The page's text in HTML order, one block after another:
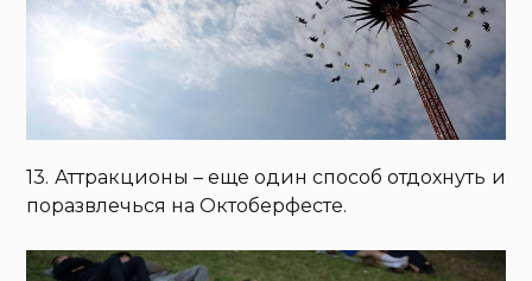
13. Аттракционы – еще один способ отдохнуть и
поразвлечься на Октоберфесте.